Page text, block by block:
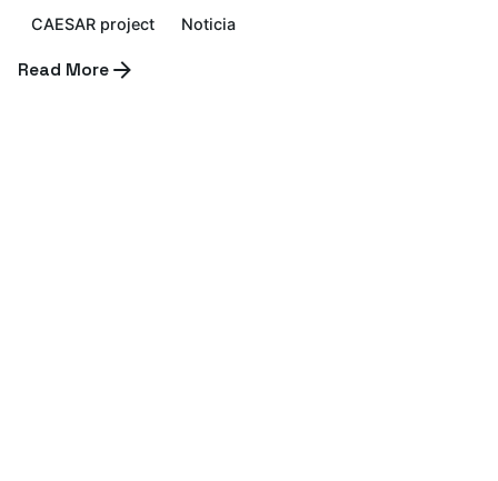
CAESAR project Noticia
Read More